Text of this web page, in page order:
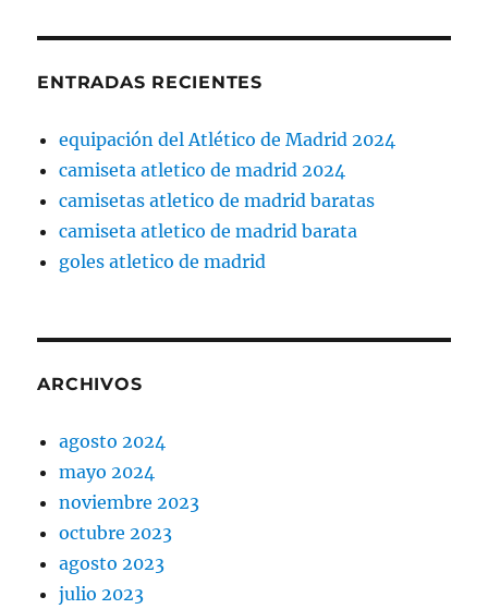
ENTRADAS RECIENTES
equipación del Atlético de Madrid 2024
camiseta atletico de madrid 2024
camisetas atletico de madrid baratas
camiseta atletico de madrid barata
goles atletico de madrid
ARCHIVOS
agosto 2024
mayo 2024
noviembre 2023
octubre 2023
agosto 2023
julio 2023